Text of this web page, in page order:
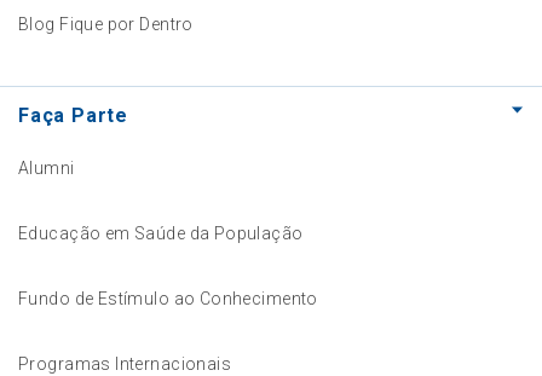
Blog Fique por Dentro
Faça Parte
Alumni
Educação em Saúde da População
Fundo de Estímulo ao Conhecimento
Programas Internacionais